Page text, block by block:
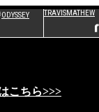
ODYSSEY TRAVISMATHEW
こちら>>>